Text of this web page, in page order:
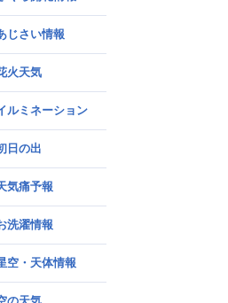
じさい情報
火天気
ルミネーション
日の出
気痛予報
洗濯情報
空・天体情報